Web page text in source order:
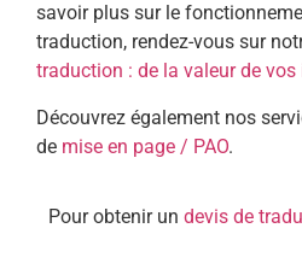
savoir plus sur le
traduction, rendez-vous sur
traduction : de la valeur de
Découvrez également nos
de mise en page / PAO.
Pour obtenir un devis de